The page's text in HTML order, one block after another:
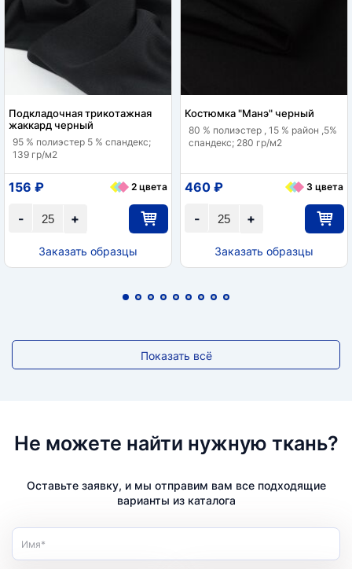
Подкладочная трикотажная
жаккард черный
95 % полиэстер 5 % спандекс;
139 гр/м2
+
-
156 ₽ 2 цвета
Заказать образцы
Костюмка "Манэ" черный
80 % полиэстер , 15 % район ,5%
спандекс; 280 гр/м2
+
-
460 ₽ 3 цвета
Заказать образцы
Показать всё
Не можете найти нужную ткань?
Оставьте заявку, и мы отправим вам все подходящие
варианты из каталога
Имя*